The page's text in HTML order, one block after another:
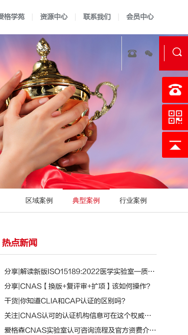
认定 校准实验室建标 LIMS软件开发 科研实验
格学苑 资源中心
南 认可准则 认可方案 技术报告
联系我们 会员中心
区域案例 典型案例 行业案例
热点新闻
分享|解读新版ISO15189:2022医学实验室—质量和能力标准..
分享|CNAS【换版+复评审+扩项】该如何操作？
干货|你知道CLIA和CAP认证的区别吗？
关注|CNAS认可的认证机构信息可在这个权威平台查询啦！..
爱格森CNAS实验室认可咨询流程及官方资费介绍!